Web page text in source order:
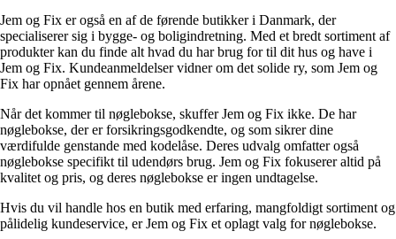
Jem og Fix er også en af de førende butikker i Danmark, der
specialiserer sig i bygge- og boligindretning. Med et bredt sortiment af
produkter kan du finde alt hvad du har brug for til dit hus og have i
Jem og Fix. Kundeanmeldelser vidner om det solide ry, som Jem og
Fix har opnået gennem årene.
Når det kommer til nøglebokse, skuffer Jem og Fix ikke. De har
nøglebokse, der er forsikringsgodkendte, og som sikrer dine
værdifulde genstande med kodelåse. Deres udvalg omfatter også
nøglebokse specifikt til udendørs brug. Jem og Fix fokuserer altid på
kvalitet og pris, og deres nøglebokse er ingen undtagelse.
Hvis du vil handle hos en butik med erfaring, mangfoldigt sortiment og
pålidelig kundeservice, er Jem og Fix et oplagt valg for nøglebokse.